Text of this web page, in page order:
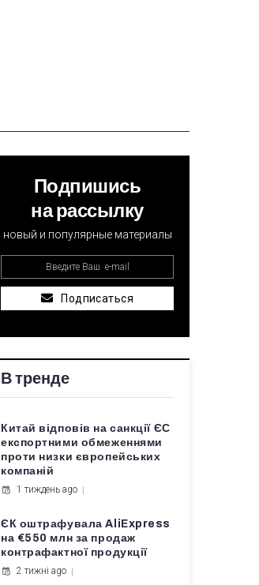
Подпишись
на рассылку
новый и популярные материалы
Подписаться
В тренде
Китай відповів на санкції ЄС
експортними обмеженнями
проти низки європейських
компаній
1 тиждень ago
ЄК оштрафувала AliExpress
на €550 млн за продаж
контрафактної продукції
2 тижні ago